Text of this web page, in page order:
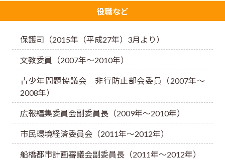
役職など
保護司（2015年（平成27年）3月より）
文教委員（2007年～2010年）
青少年問題協議会 非行防止部会委員（2007年～
2008年）
広報編集委員会副委員長（2009年～2010年）
市民環境経済委員会（2011年～2012年）
船橋都市計画審議会副委員長（2011年～2012年）